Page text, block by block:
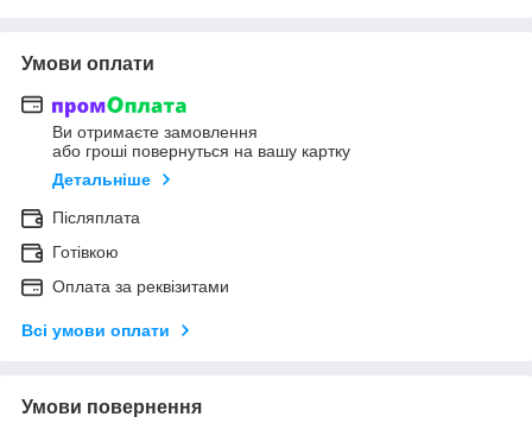
Умови оплати
Ви отримаєте замовлення
або гроші повернуться на вашу картку
Детальніше
Післяплата
Готівкою
Оплата за реквізитами
Всі умови оплати
Умови повернення